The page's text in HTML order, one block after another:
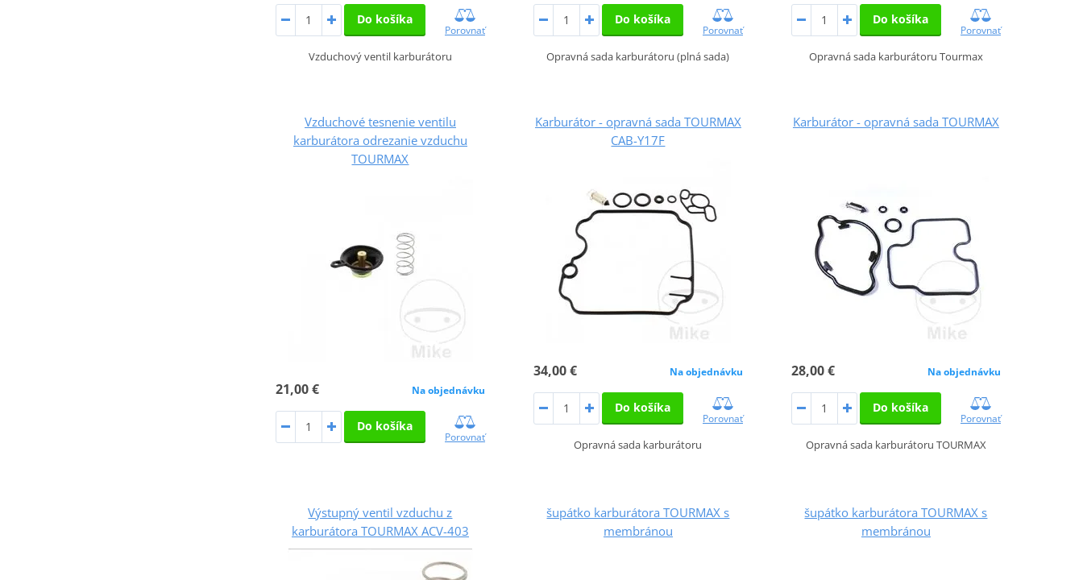
Do košíka
Porovnať
Vzduchový ventil karburátoru
Do košíka
Porovnať
Opravná sada karburátoru (plná sada)
Do košíka
Porovnať
Opravná sada karburátoru Tourmax
Vzduchové tesnenie ventilu
karburátora odrezanie vzduchu
TOURMAX
21,00 € Na objednávku
Do košíka
Porovnať
Karburátor - opravná sada TOURMAX
CAB-Y17F
34,00 € Na objednávku
Do košíka
Porovnať
Opravná sada karburátoru
Karburátor - opravná sada TOURMAX
28,00 € Na objednávku
Do košíka
Porovnať
Opravná sada karburátoru TOURMAX
Výstupný ventil vzduchu z
karburátora TOURMAX ACV-403
šupátko karburátora TOURMAX s
membránou
šupátko karburátora TOURMAX s
membránou